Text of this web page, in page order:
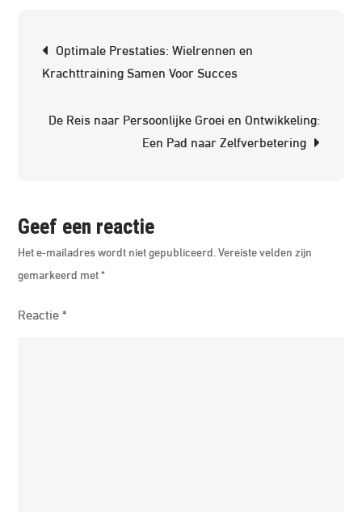
Optimale Prestaties: Wielrennen en
Krachttraining Samen Voor Succes
De Reis naar Persoonlijke Groei en Ontwikkeling:
Een Pad naar Zelfverbetering
Geef een reactie
Het e-mailadres wordt niet gepubliceerd. Vereiste velden zijn
gemarkeerd met*
Reactie*